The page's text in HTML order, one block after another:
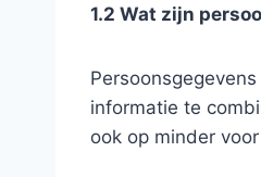
1.2 Wat zijn
informatie te
ook op minder